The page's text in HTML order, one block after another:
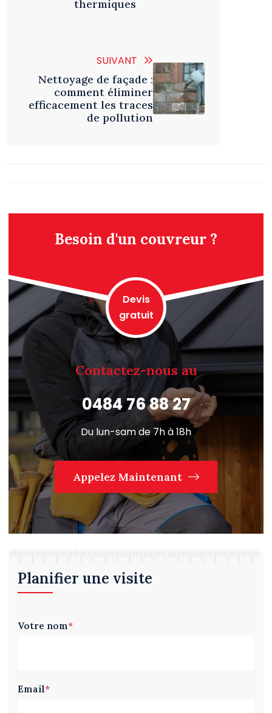
thermiques
SUIVANT
Nettoyage de façade :
comment éliminer
efficacement les traces
de pollution
Besoin d'un couvreur ?
Devis
gratuit
Contactez-nous au
0484 76 88 27
Du lun-sam de 7h à 18h
Appelez Maintenant
Planifier une visite
Votre nom*
Email*